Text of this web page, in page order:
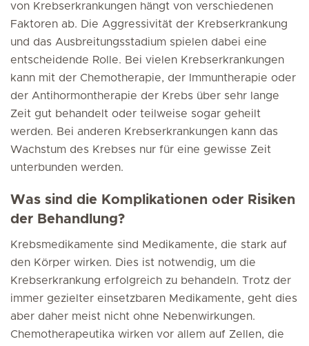
von Krebserkrankungen hängt von verschiedenen
Faktoren ab. Die Aggressivität der Krebserkrankung
und das Ausbreitungsstadium spielen dabei eine
entscheidende Rolle. Bei vielen Krebserkrankungen
kann mit der Chemotherapie, der Immuntherapie oder
der Antihormontherapie der Krebs über sehr lange
Zeit gut behandelt oder teilweise sogar geheilt
werden. Bei anderen Krebserkrankungen kann das
Wachstum des Krebses nur für eine gewisse Zeit
unterbunden werden.
Was sind die Komplikationen oder Risiken
der Behandlung?
Krebsmedikamente sind Medikamente, die stark auf
den Körper wirken. Dies ist notwendig, um die
Krebserkrankung erfolgreich zu behandeln. Trotz der
immer gezielter einsetzbaren Medikamente, geht dies
aber daher meist nicht ohne Nebenwirkungen.
Chemotherapeutika wirken vor allem auf Zellen, die